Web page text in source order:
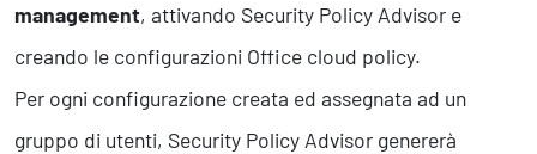
management, attivando Security Policy Advisor e
creando le configurazioni Office cloud policy.
Per ogni configurazione creata ed assegnata ad un
gruppo di utenti, Security Policy Advisor genererà